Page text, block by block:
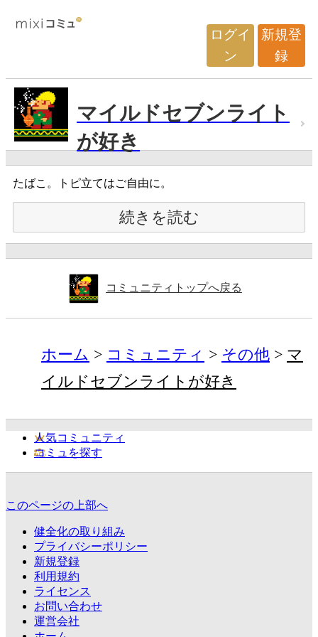
ログイ
ン
新規登
録
マイルドセブンライト
が好き
たばこ。トピ立てはご自由に。
続きを読む
コミュニティトップへ戻る
ホーム コミュニティ その他
マ
イルドセブンライトが好き
人気コミュニティ
コミュを探す
このページの上部へ
健全化の取り組み
プライバシーポリシー
新規登録
利用規約
ライセンス
お問い合わせ
運営会社